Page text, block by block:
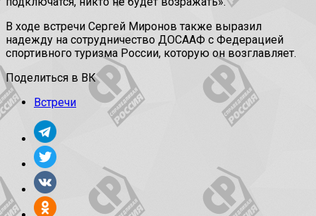
В ходе встречи Сергей Миронов также выразил
надежду на сотрудничество ДОСААФ с Федерацией
спортивного туризма России, которую он возглавляет.
Поделиться в ВК
Встречи